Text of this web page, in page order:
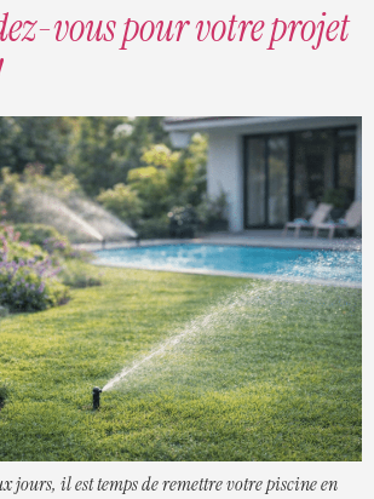
vous pour votre projet
jours, il est temps de remettre votre piscine en